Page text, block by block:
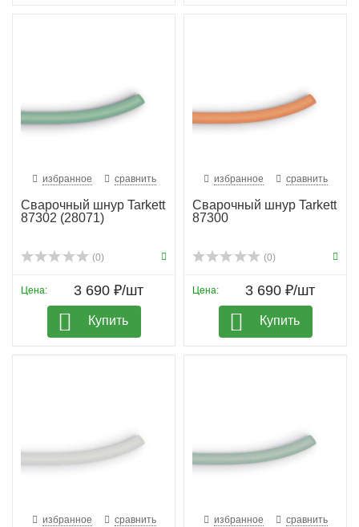
избранное сравнить
Сварочный шнур Tarkett
87302 (28071)
(0)
Цена: 3 690 ₽/шт
Купить
избранное сравнить
Сварочный шнур Tarkett
87300
(0)
Цена: 3 690 ₽/шт
Купить
избранное сравнить избранное сравнить